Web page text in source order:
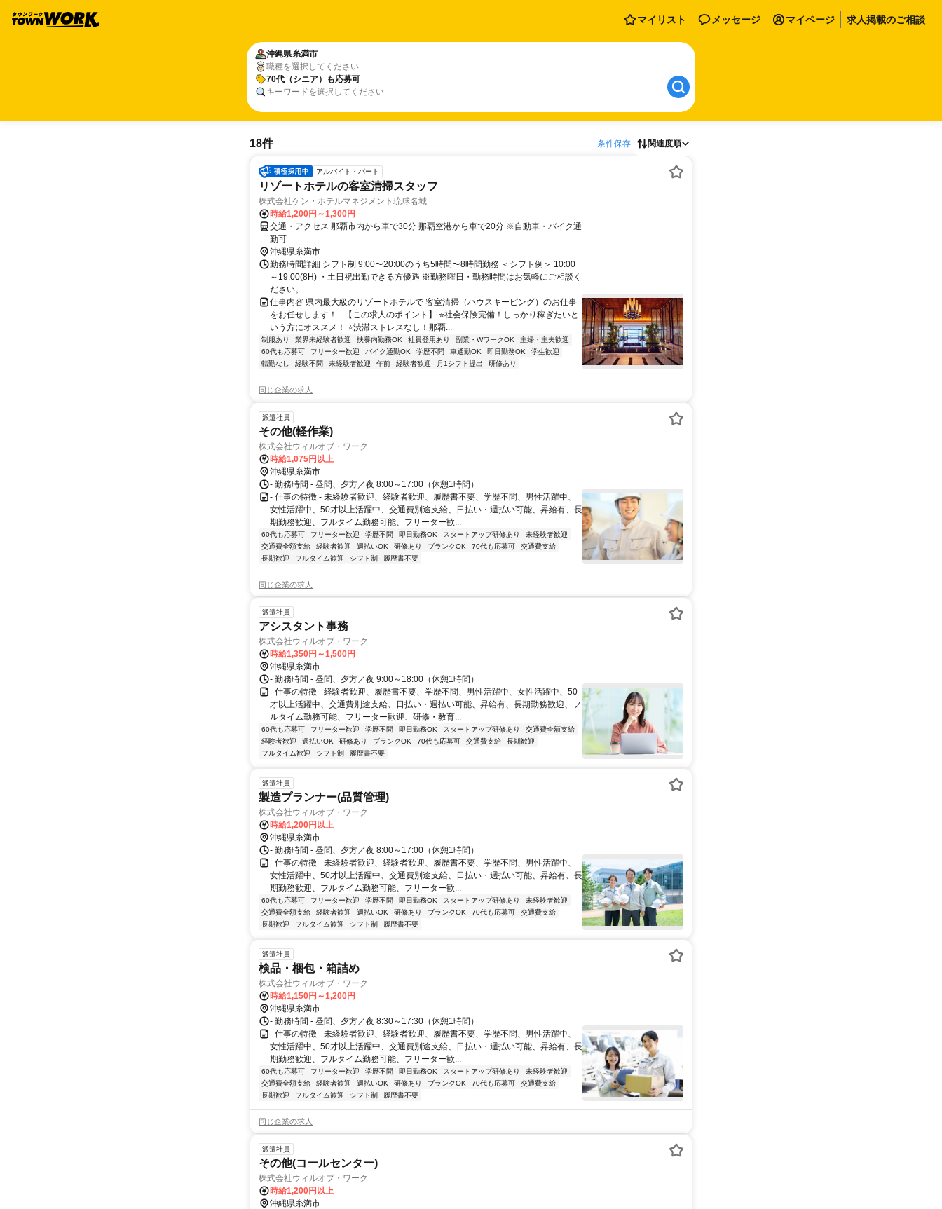
マイリスト メッセージ マイページ 求人掲載のご相談
沖縄県糸満市
職種を選択してください
70代（シニア）も応募可
キーワードを選択してください
18件 条件保存 関連度順
アルバイト・パート
リゾートホテルの客室清掃スタッフ
株式会社ケン・ホテルマネジメント琉球名城
時給1,200円～1,300円
交通・アクセス 那覇市内から車で30分 那覇空港から車で20分 ※自動車・バイク通
勤可
沖縄県糸満市
勤務時間詳細 シフト制 9:00〜20:00のうち5時間〜8時間勤務 ＜シフト例＞ 10:00
～19:00(8H) ・土日祝出勤できる方優遇 ※勤務曜日・勤務時間はお気軽にご相談く
ださい。
仕事内容 県内最大級のリゾートホテルで 客室清掃（ハウスキーピング）のお仕事
をお任せします！ - 【この求人のポイント】 ⭐社会保険完備！しっかり稼ぎたいと
いう方にオススメ！ ⭐渋滞ストレスなし！那覇...
制服あり 業界未経験者歓迎 扶養内勤務OK 社員登用あり 副業・WワークOK
主婦・主夫歓迎
60代も応募可
フリーター歓迎 バイク通勤OK 学歴不問 車通勤OK 即日勤務OK
学生歓迎
転勤なし
経験不問 未経験者歓迎 午前 経験者歓迎 月1シフト提出 研修あり
同じ企業の求人
派遣社員
その他(軽作業)
株式会社ウィルオブ・ワーク
時給1,075円以上
沖縄県糸満市
- 勤務時間 - 昼間、夕方／夜 8:00～17:00（休憩1時間）
- 仕事の特徴 - 未経験者歓迎、経験者歓迎、履歴書不要、学歴不問、男性活躍中、
女性活躍中、50才以上活躍中、交通費別途支給、日払い・週払い可能、昇給有、長
期勤務歓迎、フルタイム勤務可能、フリーター歓...
60代も応募可 フリーター歓迎 学歴不問 即日勤務OK スタートアップ研修あり
未経験者歓迎
交通費全額支給
経験者歓迎 週払いOK 研修あり ブランクOK 70代も応募可
交通費支給
長期歓迎
フルタイム歓迎 シフト制 履歴書不要
同じ企業の求人
派遣社員
アシスタント事務
株式会社ウィルオブ・ワーク
時給1,350円～1,500円
沖縄県糸満市
- 勤務時間 - 昼間、夕方／夜 9:00～18:00（休憩1時間）
- 仕事の特徴 - 経験者歓迎、履歴書不要、学歴不問、男性活躍中、女性活躍中、50
才以上活躍中、交通費別途支給、日払い・週払い可能、昇給有、長期勤務歓迎、フ
ルタイム勤務可能、フリーター歓迎、研修・教育...
60代も応募可 フリーター歓迎 学歴不問 即日勤務OK スタートアップ研修あり
交通費全額支給
経験者歓迎
週払いOK 研修あり ブランクOK 70代も応募可 交通費支給
長期歓迎
フルタイム歓迎
シフト制 履歴書不要
派遣社員
製造プランナー(品質管理)
株式会社ウィルオブ・ワーク
時給1,200円以上
沖縄県糸満市
- 勤務時間 - 昼間、夕方／夜 8:00～17:00（休憩1時間）
- 仕事の特徴 - 未経験者歓迎、経験者歓迎、履歴書不要、学歴不問、男性活躍中、
女性活躍中、50才以上活躍中、交通費別途支給、日払い・週払い可能、昇給有、長
期勤務歓迎、フルタイム勤務可能、フリーター歓...
60代も応募可 フリーター歓迎 学歴不問 即日勤務OK スタートアップ研修あり
未経験者歓迎
交通費全額支給
経験者歓迎 週払いOK 研修あり ブランクOK 70代も応募可
交通費支給
長期歓迎
フルタイム歓迎 シフト制 履歴書不要
派遣社員
検品・梱包・箱詰め
株式会社ウィルオブ・ワーク
時給1,150円～1,200円
沖縄県糸満市
- 勤務時間 - 昼間、夕方／夜 8:30～17:30（休憩1時間）
- 仕事の特徴 - 未経験者歓迎、経験者歓迎、履歴書不要、学歴不問、男性活躍中、
女性活躍中、50才以上活躍中、交通費別途支給、日払い・週払い可能、昇給有、長
期勤務歓迎、フルタイム勤務可能、フリーター歓...
60代も応募可 フリーター歓迎 学歴不問 即日勤務OK スタートアップ研修あり
未経験者歓迎
交通費全額支給
経験者歓迎 週払いOK 研修あり ブランクOK 70代も応募可
交通費支給
長期歓迎
フルタイム歓迎 シフト制 履歴書不要
同じ企業の求人
派遣社員
その他(コールセンター)
株式会社ウィルオブ・ワーク
時給1,200円以上
沖縄県糸満市